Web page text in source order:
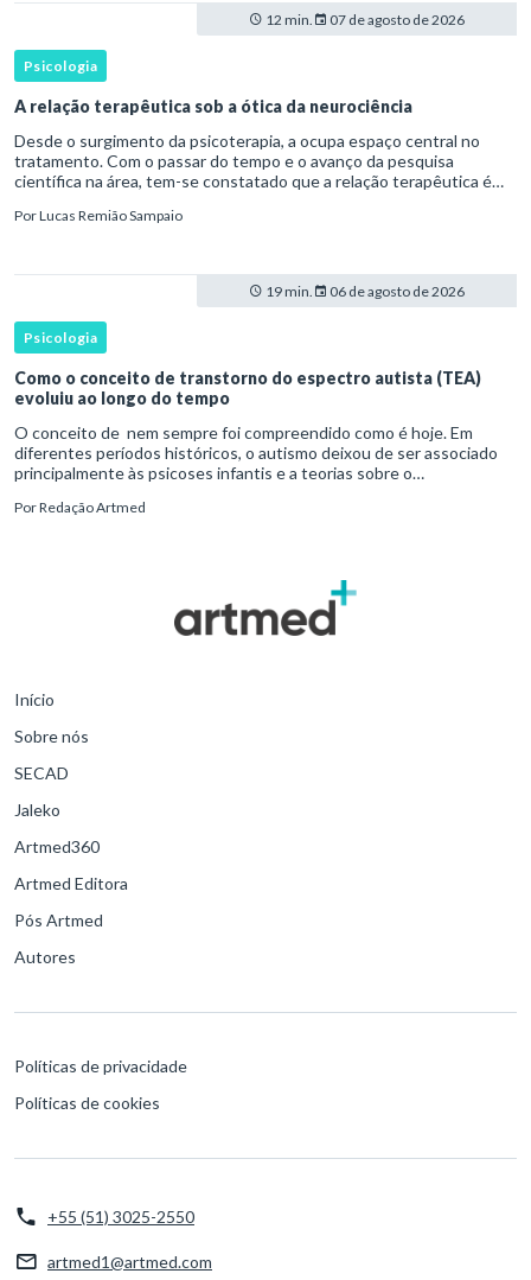
12 min. 07 de agosto de 2026
Psicologia
A relação terapêutica sob a ótica da neurociência
Desde o surgimento da psicoterapia, a ocupa espaço central no
tratamento. Com o passar do tempo e o avanço da pesquisa
científica na área, tem-se constatado que a relação terapêutica é
PorLucas Remião Sampaio
19 min. 06 de agosto de 2026
Psicologia
Como o conceito de transtorno do espectro autista (TEA)
evoluiu ao longo do tempo
O conceito de nem sempre foi compreendido como é hoje. Em
diferentes períodos históricos, o autismo deixou de ser associado
principalmente às psicoses infantis e a teorias sobre o
transtorno do des
PorRedação Artmed
Início
Sobre nós
SECAD
Jaleko
Artmed360
Artmed Editora
Pós Artmed
Autores
Políticas de privacidade
Políticas de cookies
+55 (51) 3025-2550
artmed1@artmed.com